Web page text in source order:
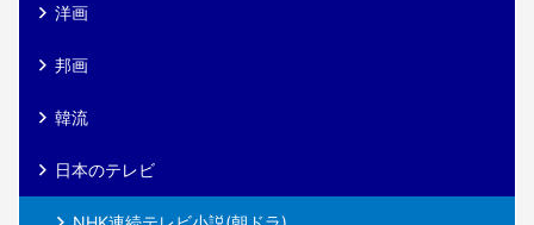
洋画
邦画
韓流
日本のテレビ